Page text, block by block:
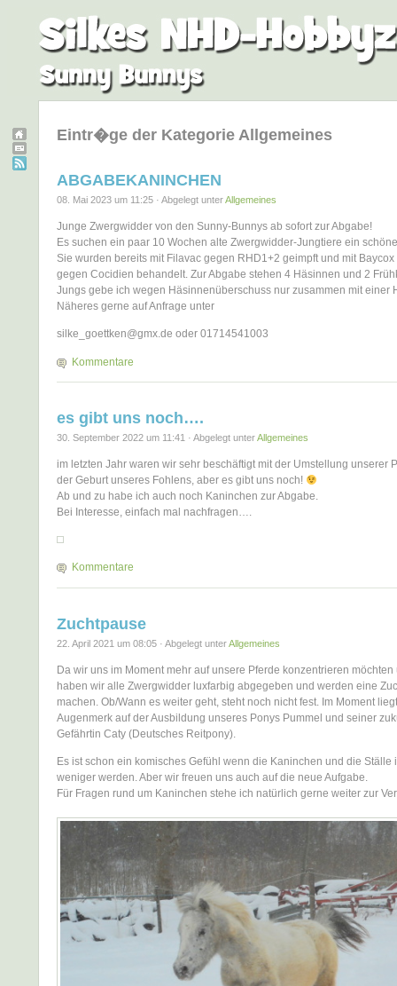
Eintr�ge der Kategorie Allgemeines
ABGABEKANINCHEN
08. Mai 2023 um 11:25 · Abgelegt unterAllgemeines
Junge Zwergwidder von den Sunny-Bunnys ab sofort zur Abgabe!
Es suchen ein paar 10 Wochen alte Zwergwidder-Jungtiere ein
Sie wurden bereits mit Filavac gegen RHD1+2 geimpft und mit
gegen Cocidien behandelt. Zur Abgabe stehen 4 Häsinnen und 2
Jungs gebe ich wegen Häsinnenüberschuss nur zusammen mit einer
Näheres gerne auf Anfrage unter
silke_goettken@gmx.de oder 01714541003
Kommentare
es gibt uns noch….
30. September 2022 um 11:41 · Abgelegt unterAllgemeines
im letzten Jahr waren wir sehr beschäftigt mit der Umstellung unserer
der Geburt unseres Fohlens, aber es gibt uns noch!
Ab und zu habe ich auch noch Kaninchen zur Abgabe.
Bei Interesse, einfach mal nachfragen….
Kommentare
Zuchtpause
22. April 2021 um 08:05 · Abgelegt unterAllgemeines
Da wir uns im Moment mehr auf unsere Pferde konzentrieren möchten
haben wir alle Zwergwidder luxfarbig abgegeben und werden eine
machen. Ob/Wann es weiter geht, steht noch nicht fest. Im Moment
Augenmerk auf der Ausbildung unseres Ponys Pummel und seiner
Gefährtin Caty (Deutsches Reitpony).
Es ist schon ein komisches Gefühl wenn die Kaninchen und die Ställe
weniger werden. Aber wir freuen uns auch auf die neue Aufgabe.
Für Fragen rund um Kaninchen stehe ich natürlich gerne weiter zur